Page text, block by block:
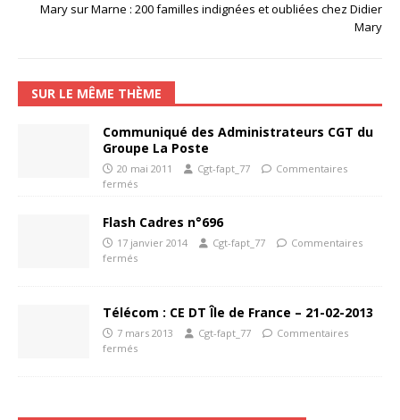
Mary sur Marne : 200 familles indignées et oubliées chez Didier
Mary
SUR LE MÊME THÈME
Communiqué des Administrateurs CGT du
Groupe La Poste
20 mai 2011 Cgt-fapt_77
Commentaires
fermés
Flash Cadres n°696
17 janvier 2014 Cgt-fapt_77
Commentaires
fermés
Télécom : CE DT Île de France – 21-02-2013
7 mars 2013 Cgt-fapt_77
Commentaires
fermés